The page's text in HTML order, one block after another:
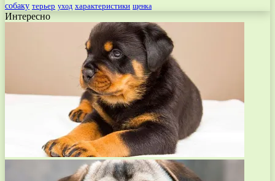
собаку терьер уход характеристики щенка
Интересно